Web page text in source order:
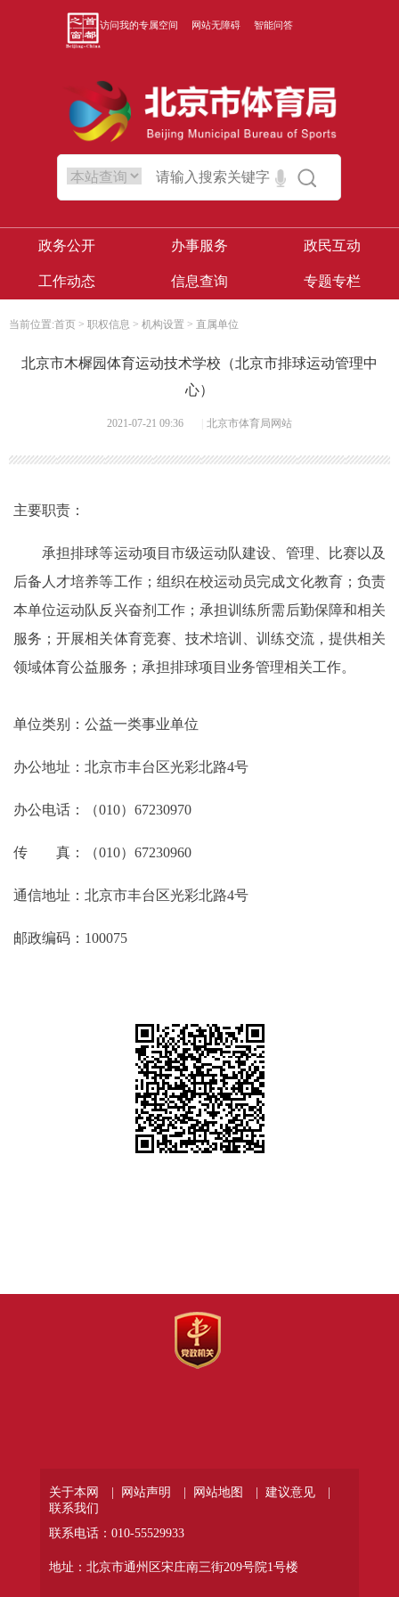
访问我的专属空间 网站无障碍 智能问答
政务公开 办事服务 政民互动
工作动态 信息查询 专题专栏
当前位置:首页 > 职权信息 > 机构设置 > 直属单位
北京市木樨园体育运动技术学校（北京市排球运动管理中
心）
2021-07-21 09:36 北京市体育局网站
主要职责：
承担排球等运动项目市级运动队建设、管理、比赛以及
后备人才培养等工作；组织在校运动员完成文化教育；负责
本单位运动队反兴奋剂工作；承担训练所需后勤保障和相关
服务；开展相关体育竞赛、技术培训、训练交流，提供相关
领域体育公益服务；承担排球项目业务管理相关工作。
单位类别：公益一类事业单位
办公地址：北京市丰台区光彩北路4号
办公电话：（010）67230970
传 真：（010）67230960
通信地址：北京市丰台区光彩北路4号
邮政编码：100075
关于本网 | 网站声明 | 网站地图 |
建议意见 |
联系我们
联系电话：010-55529933
地址：北京市通州区宋庄南三街209号院1号楼